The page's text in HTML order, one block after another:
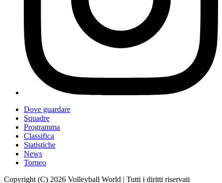
Dove guardare
Squadre
Programma
Classifica
Statistiche
News
Torneo
Copyright (C) 2026 Volleyball World | Tutti i diritti riservati